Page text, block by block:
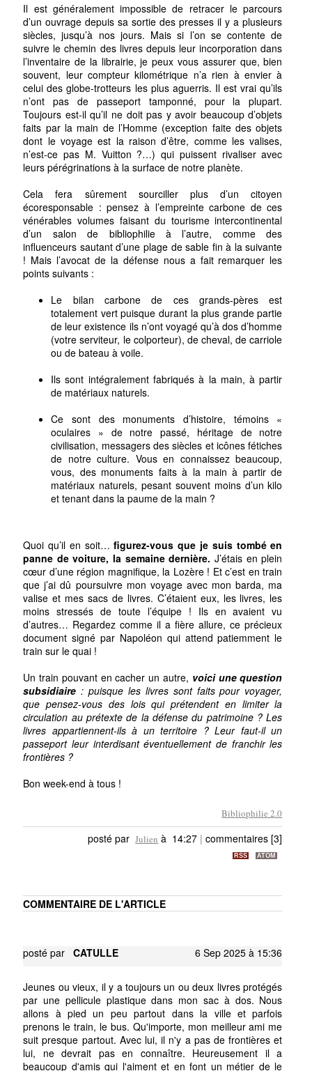
Il est généralement impossible de retracer le parcours
d’un ouvrage depuis sa sortie des presses il y a plusieurs
siècles, jusqu’à nos jours. Mais si l’on se contente de
suivre le chemin des livres depuis leur incorporation dans
l’inventaire de la librairie, je peux vous assurer que, bien
souvent, leur compteur kilométrique n’a rien à envier à
celui des globe-trotteurs les plus aguerris. Il est vrai qu’ils
n’ont pas de passeport tamponné, pour la plupart.
Toujours est-il qu’il ne doit pas y avoir beaucoup d’objets
faits par la main de l’Homme (exception faite des objets
dont le voyage est la raison d’être, comme les valises,
n’est-ce pas M. Vuitton ?…) qui puissent rivaliser avec
leurs pérégrinations à la surface de notre planète.
Cela fera sûrement sourciller plus d’un citoyen
écoresponsable : pensez à l’empreinte carbone de ces
vénérables volumes faisant du tourisme intercontinental
d’un salon de bibliophilie à l’autre, comme des
influenceurs sautant d’une plage de sable fin à la suivante
! Mais l’avocat de la défense nous a fait remarquer les
points suivants :
Le bilan carbone de ces grands-pères est
totalement vert puisque durant la plus grande partie
de leur existence ils n’ont voyagé qu’à dos d’homme
(votre serviteur, le colporteur), de cheval, de carriole
ou de bateau à voile.
Ils sont intégralement fabriqués à la main, à partir
de matériaux naturels.
Ce sont des monuments d’histoire, témoins «
oculaires » de notre passé, héritage de notre
civilisation, messagers des siècles et icônes fétiches
de notre culture. Vous en connaissez beaucoup,
vous, des monuments faits à la main à partir de
matériaux naturels, pesant souvent moins d’un kilo
et tenant dans la paume de la main ?
Quoi qu’il en soit…figurez-vous que je suis tombé en
panne de voiture, la semaine dernière. J’étais en plein
cœur d’une région magnifique, la Lozère ! Et c’est en train
que j’ai dû poursuivre mon voyage avec mon barda, ma
valise et mes sacs de livres. C’étaient eux, les livres, les
moins stressés de toute l’équipe ! Ils en avaient vu
d’autres… Regardez comme il a fière allure, ce précieux
document signé par Napoléon qui attend patiemment le
train sur le quai !
Un train pouvant en cacher un autre, voici une question
subsidiaire : puisque les livres sont faits pour voyager,
que pensez-vous des lois qui prétendent en limiter la
circulation au prétexte de la défense du patrimoine ? Les
livres appartiennent-ils à un territoire ? Leur faut-il un
passeport leur interdisant éventuellement de franchir les
frontières ?
Bon week-end à tous !
Bibliophilie 2.0
posté par Julien à 14:27 |commentaires [3]
RSS ATOM
COMMENTAIRE DE L'ARTICLE
posté parCATULLE 6 Sep 2025 à 15:36
Jeunes ou vieux, il y a toujours un ou deux livres protégés
par une pellicule plastique dans mon sac à dos. Nous
allons à pied un peu partout dans la ville et parfois
prenons le train, le bus. Qu'importe, mon meilleur ami me
suit presque partout. Avec lui, il n'y a pas de frontières et
lui, ne devrait pas en connaître. Heureusement il a
beaucoup d'amis qui l'aiment et en font un métier de le